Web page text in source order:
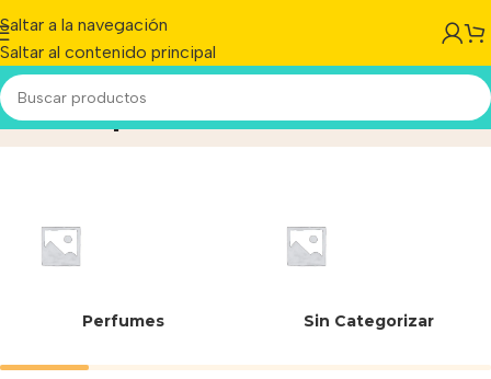
Saltar a la navegación
Saltar al contenido principal
Torno para uñasInicio/Producto
Perfumes Sin Categorizar